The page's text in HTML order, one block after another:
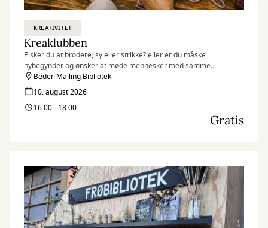
KREATIVITET
Kreaklubben
Elsker du at brodere, sy eller strikke? eller er du måske
nybegynder og ønsker at møde mennesker med samme
interesse?
Beder-Malling Bibliotek
10. august 2026
16:00 - 18:00
Gratis